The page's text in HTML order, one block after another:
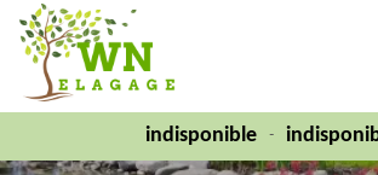
indisponible -